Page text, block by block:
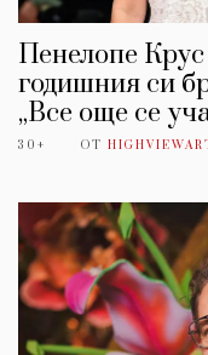
Пенелопе Крус
годишния си
„Все още се
30+ ОТ